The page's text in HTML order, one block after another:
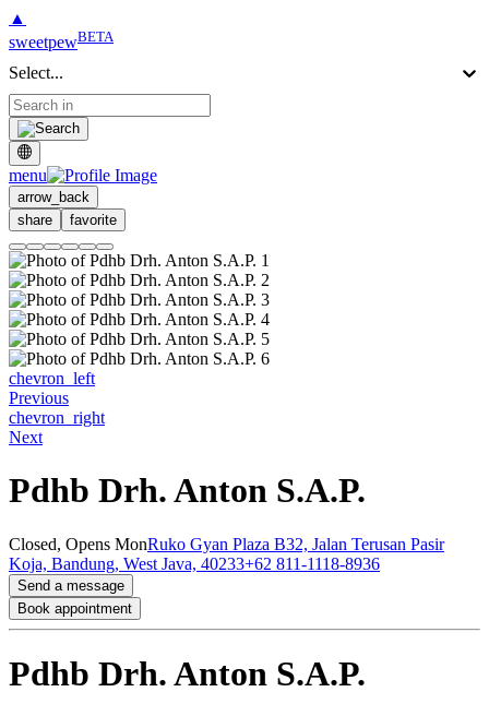
▲
sweetpewBETA
Select...
menu
arrow_back
share
favorite
chevron_left
Previous
chevron_right
Next
Pdhb Drh. Anton S.A.P.
Closed, Opens MonRuko Gyan Plaza B32, Jalan Terusan Pasir
Koja, Bandung, West Java, 40233+62 811-1118-8936
Send a message
Book appointment
Pdhb Drh. Anton S.A.P.